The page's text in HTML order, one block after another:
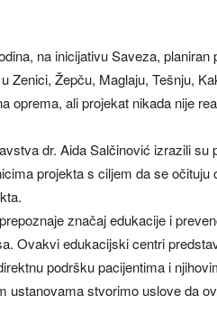
na inicijativu Saveza,
Zenici, Žepču, Maglaju, Tešnju,
oprema, ali projekat nikada nije
dr. Aida Salčinović izrazili su
projekta s ciljem da se očituju
značaj edukacije i
Ovakvi edukacijski centri
podršku pacijentima i
ustanovama stvorimo uslove da